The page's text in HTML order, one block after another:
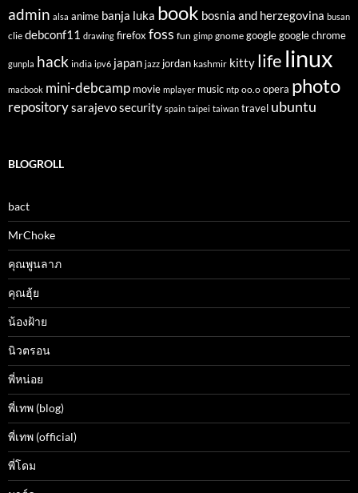
admin alsa anime banja luka book bosnia and herzegovina busan
clie debconf11 drawing firefox foss fun gimp gnome google google chrome
gunpla hack india ipv6 japan jazz jordan kashmir kitty life linux
macbook mini-debcamp movie mplayer music ntp oo.o opera photo
repositorysarajevosecurity spain taipei taiwan travel ubuntu
BLOGROLL
bact
MrChoke
คุณพูนลาภ
คุณฮุ้ย
น้องฝ้าย
นิวตรอน
พี่หน่อย
พี่เทพ (blog)
พี่เทพ (official)
พี่โดม